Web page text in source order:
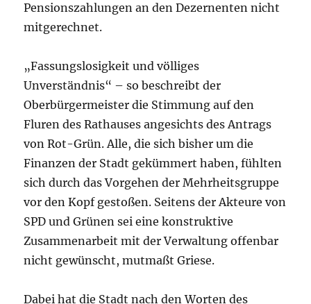
Pensionszahlungen an den Dezernenten nicht
mitgerechnet.
„Fassungslosigkeit und völliges
Unverständnis“ – so beschreibt der
Oberbürgermeister die Stimmung auf den
Fluren des Rathauses angesichts des Antrags
von Rot-Grün. Alle, die sich bisher um die
Finanzen der Stadt gekümmert haben, fühlten
sich durch das Vorgehen der Mehrheitsgruppe
vor den Kopf gestoßen. Seitens der Akteure von
SPD und Grünen sei eine konstruktive
Zusammenarbeit mit der Verwaltung offenbar
nicht gewünscht, mutmaßt Griese.
Dabei hat die Stadt nach den Worten des